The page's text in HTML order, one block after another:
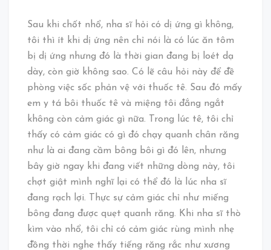
Sau khi chốt nhổ, nha sĩ hỏi có dị ứng gì không,
tôi thì ít khi dị ứng nên chỉ nói là có lúc ăn tôm
bị dị ứng nhưng đó là thời gian đang bị loét dạ
dày, còn giờ không sao. Có lẽ câu hỏi này để đề
phòng việc sốc phản vệ với thuốc tê. Sau đó mấy
em y tá bôi thuốc tê và miệng tôi đắng ngắt
không còn cảm giác gì nữa. Trong lúc tê, tôi chỉ
thấy có cảm giác có gì đó chạy quanh chân răng
như là ai đang cầm bông bôi gì đó lên, nhưng
bây giờ ngay khi đang viết những dòng này, tôi
chợt giật mình nghĩ lại có thể đó là lúc nha sĩ
đang rạch lợi. Thực sự cảm giác chỉ như miếng
bông đang được quẹt quanh răng. Khi nha sĩ thò
kìm vào nhổ, tôi chỉ có cảm giác rùng mình nhẹ
đồng thời nghe thấy tiếng răng rắc như xương